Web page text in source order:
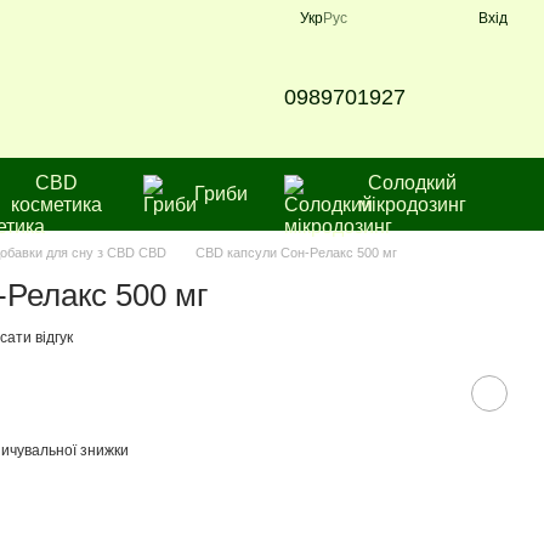
УкрРус Вхід
0989701927
CBD
косметика
Гриби
Солодкий
мікродозинг
для сну з CBD CBD CBD капсули Сон-Релакс 500 мг
500 мг
відгук
знижки